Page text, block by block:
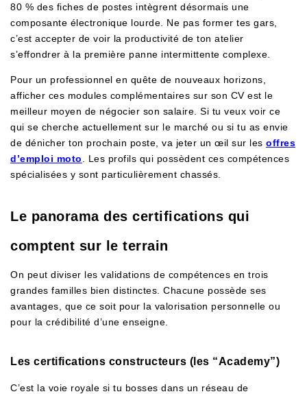
80 % des fiches de postes intègrent désormais une
composante électronique lourde. Ne pas former tes gars,
c’est accepter de voir la productivité de ton atelier
s’effondrer à la première panne intermittente complexe.
Pour un professionnel en quête de nouveaux horizons,
afficher ces modules complémentaires sur son CV est le
meilleur moyen de négocier son salaire. Si tu veux voir ce
qui se cherche actuellement sur le marché ou si tu as envie
de dénicher ton prochain poste, va jeter un œil sur les offres
d’emploi moto . Les profils qui possèdent ces compétences
spécialisées y sont particulièrement chassés.
Le panorama des certifications qui
comptent sur le terrain
On peut diviser les validations de compétences en trois
grandes familles bien distinctes. Chacune possède ses
avantages, que ce soit pour la valorisation personnelle ou
pour la crédibilité d’une enseigne.
Les certifications constructeurs (les “Academy”)
C’est la voie royale si tu bosses dans un réseau de